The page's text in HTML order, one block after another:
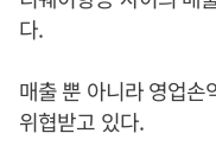
다.
매출 뿐 아니라 영업
위협받고 있다.